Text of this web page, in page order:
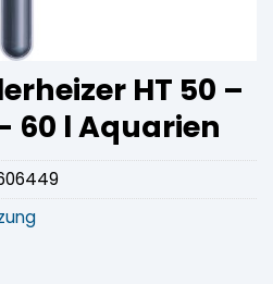
HT 50 –
60 l Aquarien